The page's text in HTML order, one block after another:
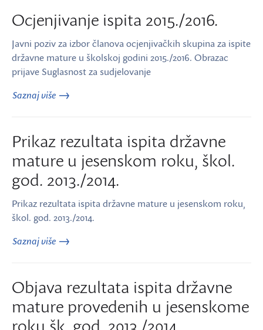
Ocjenjivanje ispita 2015./2016.
Javni poziv za izbor članova ocjenjivačkih skupina za ispite
državne mature u školskoj godini 2015./2016. Obrazac
prijave Suglasnost za sudjelovanje
Saznaj više
Prikaz rezultata ispita državne
mature u jesenskom roku, škol.
god. 2013./2014.
Prikaz rezultata ispita državne mature u jesenskom roku,
škol. god. 2013./2014.
Saznaj više
Objava rezultata ispita državne
mature provedenih u jesenskome
roku šk. god. 2013./2014.